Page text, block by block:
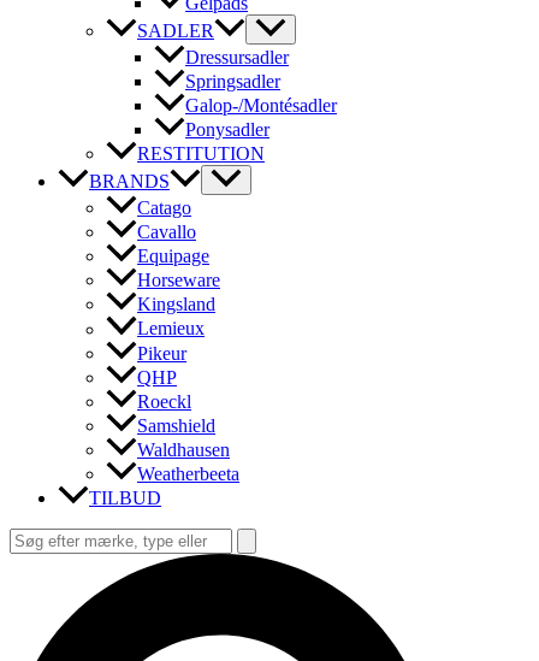
SADLER
Dressursadler
Springsadler
Galop-/Montésadler
Ponysadler
RESTITUTION
BRANDS
Catago
Cavallo
Equipage
Horseware
Kingsland
Lemieux
Pikeur
QHP
Roeckl
Samshield
Waldhausen
Weatherbeeta
TILBUD
Søg
efter: